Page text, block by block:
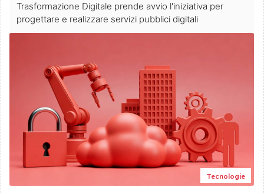
Trasformazione Digitale prende avvio l'iniziativa per
progettare e realizzare servizi pubblici digitali
Tecnologie